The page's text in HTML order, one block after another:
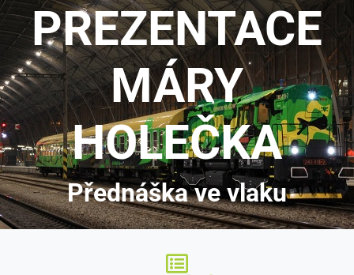
PREZENTACE
MÁRY
HOLEČKA
Přednáška ve vlaku